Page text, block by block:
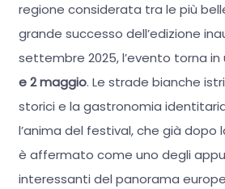
regione considerata tra le più
grande successo dell’edizione
settembre 2025, l’evento torna
e 2 maggio. Le strade bianche
storici e la gastronomia
l’anima del festival, che già dopo
è affermato come uno degli
interessanti del panorama